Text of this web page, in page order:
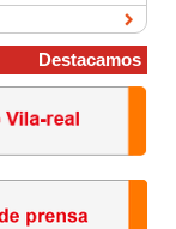
Destacamos